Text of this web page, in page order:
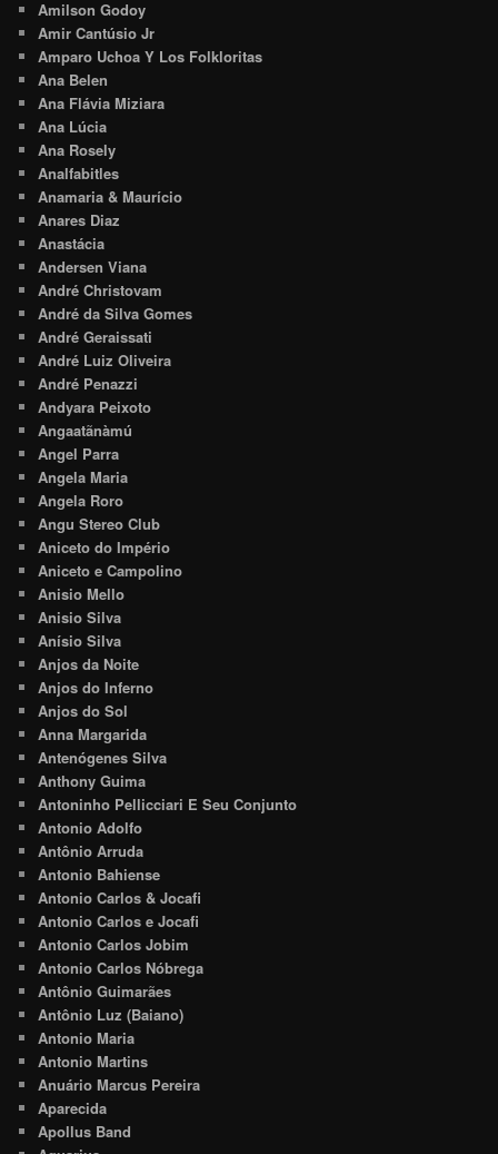
Amilson Godoy
Amir Cantúsio Jr
Amparo Uchoa Y Los Folkloritas
Ana Belen
Ana Flávia Miziara
Ana Lúcia
Ana Rosely
Analfabitles
Anamaria & Maurício
Anares Diaz
Anastácia
Andersen Viana
André Christovam
André da Silva Gomes
André Geraissati
André Luiz Oliveira
André Penazzi
Andyara Peixoto
Angaatãnàmú
Angel Parra
Angela Maria
Angela Roro
Angu Stereo Club
Aniceto do Império
Aniceto e Campolino
Anisio Mello
Anisio Silva
Anísio Silva
Anjos da Noite
Anjos do Inferno
Anjos do Sol
Anna Margarida
Antenógenes Silva
Anthony Guima
Antoninho Pellicciari E Seu Conjunto
Antonio Adolfo
Antônio Arruda
Antonio Bahiense
Antonio Carlos & Jocafi
Antonio Carlos e Jocafi
Antonio Carlos Jobim
Antonio Carlos Nóbrega
Antônio Guimarães
Antônio Luz (Baiano)
Antonio Maria
Antonio Martins
Anuário Marcus Pereira
Aparecida
Apollus Band